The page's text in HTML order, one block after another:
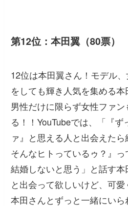
第12位：本田翼（80票）
12位は本田翼さん！モデル
をしても輝き人気を集める
男性だけに限らず女性ファ
る！！YouTubeでは、「『
ァ』と思える人と出会えた
そんなヒトっているゥ？』
結婚しないと思う」と話す
と出会って欲しいけど、可
本田さんとずっと一緒にい